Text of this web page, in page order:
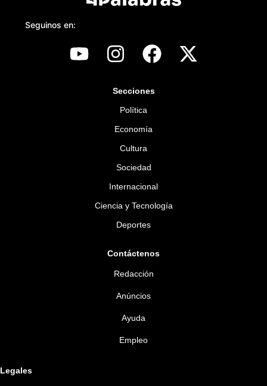
Seguinos en:
Secciones
Política
Economía
Cultura
Sociedad
Internacional
Ciencia y Tecnología
Deportes
Contáctenos
Redacción
Anúncios
Ayuda
Empleo
Legales